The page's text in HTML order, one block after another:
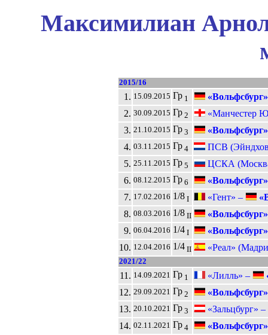
Максимилиан
2015/16
1. 15.09.2015 Гр1 «Вольфсбург»
2. 30.09.2015 Гр2
«Манчестер
3. 21.10.2015 Гр3 «Вольфсбург»
4. 03.11.2015 Гр4
ПСВ
5. 25.11.2015 Гр5
ЦСКА
6. 08.12.2015 Гр6 «Вольфсбург»
7. 17.02.2016 1/8I «Гент» –
8. 08.03.2016 1/8II «Вольфсбург»
9. 06.04.2016 1/4I «Вольфсбург»
10. 12.04.2016 1/4II «Реал»
2021/22
11. 14.09.2021 Гр1 «Лилль» –
12. 29.09.2021 Гр2 «Вольфсбург»
13. 20.10.2021 Гр3
«Зальцбург» –
14. 02.11.2021 Гр4 «Вольфсбург»